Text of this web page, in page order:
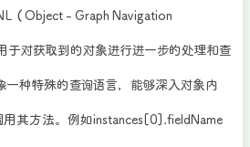
（Object - Graph Navigation
于对获取到的对象进行进一步的处理和查
种特殊的查询语言，能够深入对象内
用其方法。例如instances[0].fieldName